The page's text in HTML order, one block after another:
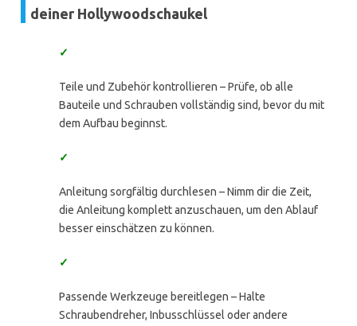
deiner Hollywoodschaukel
✓
Teile und Zubehör kontrollieren – Prüfe, ob alle
Bauteile und Schrauben vollständig sind, bevor du mit
dem Aufbau beginnst.
✓
Anleitung sorgfältig durchlesen – Nimm dir die Zeit,
die Anleitung komplett anzuschauen, um den Ablauf
besser einschätzen zu können.
✓
Passende Werkzeuge bereitlegen – Halte
Schraubendreher, Inbusschlüssel oder andere